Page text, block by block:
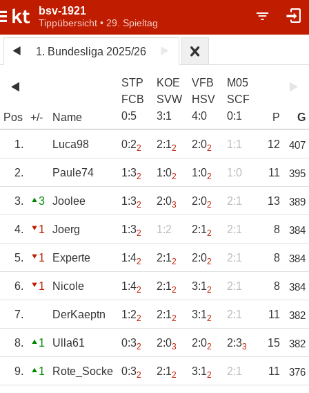
bsv-1921
Tippübersicht • 29. Spieltag
1. Bundesliga 2025/26
Pos +/- Name
STP
FCB
0:5
KOE
SVW
3:1
VFB
HSV
4:0
M05
SCF
0:1 P G
1. Luca98 0:22 2:12 2:02 1:1 12 407
2. Paule74 1:32 1:02 1:02 1:0 11 395
3. 3 Joolee 1:32 2:03 2:02 2:1 13 389
4. 1 Joerg 1:32 1:2 2:12 2:1 8 384
5. 1 Experte 1:42 2:12 2:02 2:1 8 384
6. 1 Nicole 1:42 2:12 3:12 2:1 8 384
7. DerKaeptn 1:22 2:12 3:12 2:1 11 382
8. 1 Ulla61 0:32 2:03 2:02 2:33 15 382
9. 1 Rote_Socke 0:32 2:12 3:12 2:1 11 376